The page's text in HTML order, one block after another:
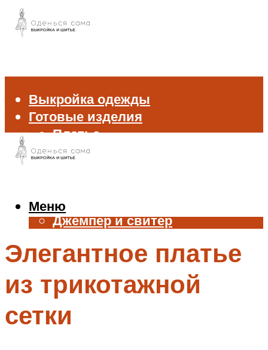
Выкройка одежды
Готовые изделия
Платье
Брюки
Жилет
Джемпер и свитер
Аксессуары
Меню
Меню
Элегантное платье
из трикотажной
сетки